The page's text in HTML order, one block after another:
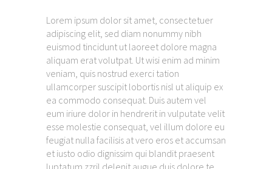
Lorem ipsum dolor sit amet, consectetuer
adipiscing elit, sed diam nonummy nibh
euismod tincidunt ut laoreet dolore magna
aliquam erat volutpat. Ut wisi enim ad minim
veniam, quis nostrud exerci tation
ullamcorper suscipit lobortis nisl ut aliquip ex
ea commodo consequat. Duis autem vel
eum iriure dolor in hendrerit in vulputate velit
esse molestie consequat, vel illum dolore eu
feugiat nulla facilisis at vero eros et accumsan
et iusto odio dignissim qui blandit praesent
luptatum zzril delenit augue duis dolore te